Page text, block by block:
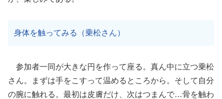
身体を触ってみる（乗松さん）
参加者一同が大きな円を作って座る。真ん中に立つ乗松
さん。まずは手をこすって温めるところから。そして自分
の腕に触れる。最初は皮膚だけ、次はつまんで…骨を触わ